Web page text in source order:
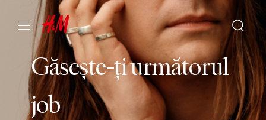
Găsește-țiurmătorul
job